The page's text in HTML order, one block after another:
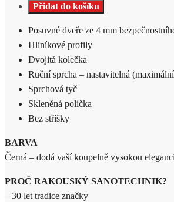
Přidat do košíku
Posuvné dveře ze 4 mm
Hliníkové profily
Dvojitá kolečka
Ruční sprcha – nastavitelná
Sprchová tyč
Skleněná polička
Bez stříšky
BARVA
Černá – dodá vaší koupelně vysokou eleganci
PROČ RAKOUSKÝ SANOTECHNIK?
– 30 let tradice značky